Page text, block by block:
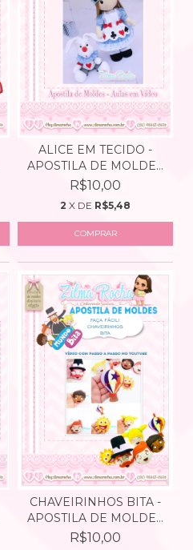
ALICE EM TECIDO -
APOSTILA DE MOLDES
DIG...
R$10,00
2 X DE R$5,48
CHAVEIRINHOS BITA -
APOSTILA DE MOLDES
D...
R$10,00